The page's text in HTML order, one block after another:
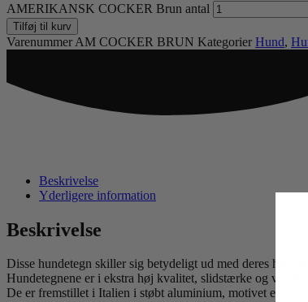
AMERIKANSK COCKER Brun antal
Tilføj til kurv
Varenummer AM COCKER BRUN Kategorier Hund,
Beskrivelse
Yderligere information
Beskrivelse
Disse hundetegn skiller sig betydeligt ud med deres helt
Hundetegnene er i ekstra høj kvalitet, slidstærke og
De er fremstillet i Italien i støbt aluminium, motivet er